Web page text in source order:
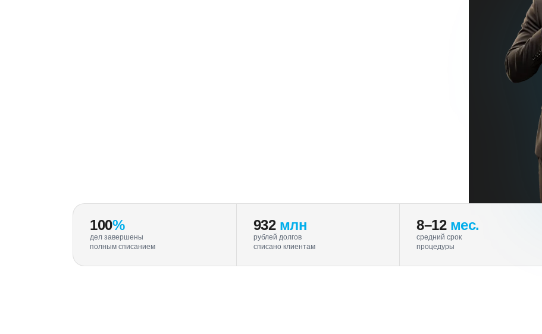
100%
дел завершены
полным списанием
932млн
рублей долгов
списано клиентам
8–12мес.
средний срок
процедуры